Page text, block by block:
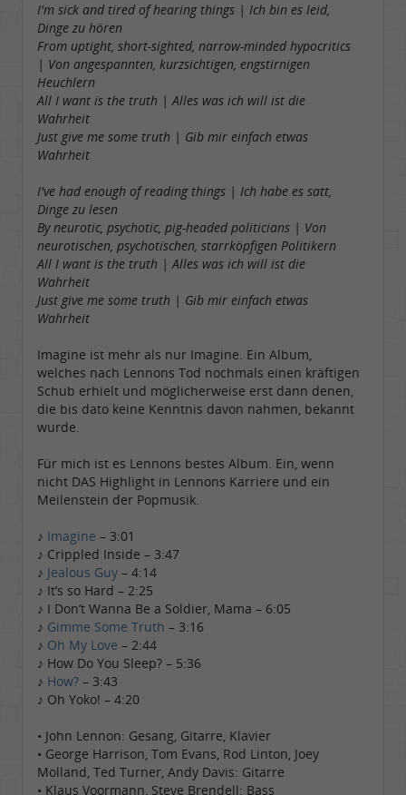
I'm sick and tired of hearing things | Ich bin es leid,
Dinge zu hören
From uptight, short-sighted, narrow-minded hypocritics
| Von angespannten, kurzsichtigen, engstirnigen
Heuchlern
All I want is the truth | Alles was ich will ist die
Wahrheit
Just give me some truth | Gib mir einfach etwas
Wahrheit
I've had enough of reading things | Ich habe es satt,
Dinge zu lesen
By neurotic, psychotic, pig-headed politicians | Von
neurotischen, psychotischen, starrköpfigen Politikern
All I want is the truth | Alles was ich will ist die
Wahrheit
Just give me some truth | Gib mir einfach etwas
Wahrheit
Imagine ist mehr als nur Imagine. Ein Album,
welches nach Lennons Tod nochmals einen kräftigen
Schub erhielt und möglicherweise erst dann denen,
die bis dato keine Kenntnis davon nahmen, bekannt
wurde.
Für mich ist es Lennons bestes Album. Ein, wenn
nicht DAS Highlight in Lennons Karriere und ein
Meilenstein der Popmusik.
♪ Imagine – 3:01
♪ Crippled Inside – 3:47
♪ Jealous Guy – 4:14
♪ It’s so Hard – 2:25
♪ I Don’t Wanna Be a Soldier, Mama – 6:05
♪ Gimme Some Truth – 3:16
♪ Oh My Love – 2:44
♪ How Do You Sleep? – 5:36
♪ How? – 3:43
♪ Oh Yoko! – 4:20
• John Lennon: Gesang, Gitarre, Klavier
• George Harrison, Tom Evans, Rod Linton, Joey
Molland, Ted Turner, Andy Davis: Gitarre
• Klaus Voormann, Steve Brendell: Bass